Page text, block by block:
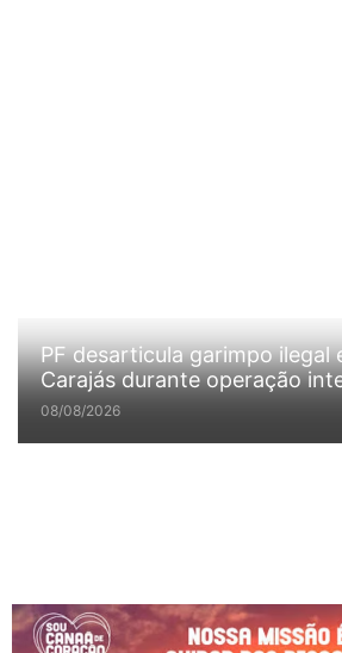
PF desarticula garimpo ilegal
Carajás durante operação
08/08/2026